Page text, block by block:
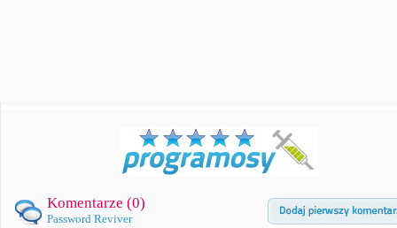
Komentarze (0)
Password Reviver